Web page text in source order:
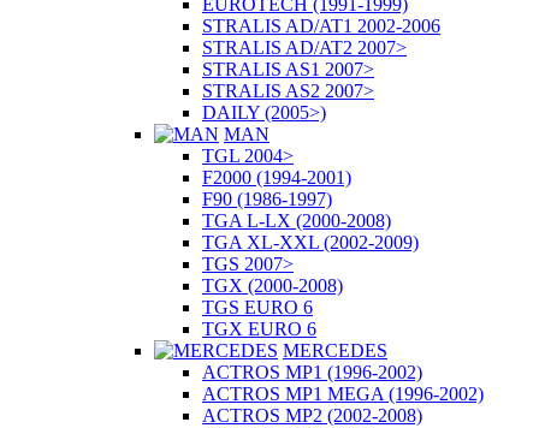
EUROTECH (1991-1999)
STRALIS AD/AT1 2002-2006
STRALIS AD/AT2 2007>
STRALIS AS1 2007>
STRALIS AS2 2007>
DAILY (2005>)
MAN
TGL 2004>
F2000 (1994-2001)
F90 (1986-1997)
TGA L-LX (2000-2008)
TGA XL-XXL (2002-2009)
TGS 2007>
TGX (2000-2008)
TGS EURO 6
TGX EURO 6
MERCEDES
ACTROS MP1 (1996-2002)
ACTROS MP1 MEGA (1996-2002)
ACTROS MP2 (2002-2008)